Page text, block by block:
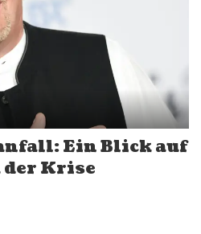
Ein Blick auf
der Krise